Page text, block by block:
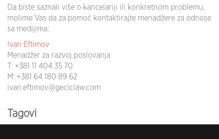
Da biste saznali više o kancelariji ili konkretnom problemu,
molimo Vas da za pomoć kontaktirajte menadžere za odnose
sa medijima:
Ivan Eftimov
Menadžer za razvoj poslovanja
T: +381 11 404 35 70
M: +381 64 180 89 62
ivan.eftimov@geciclaw.com
Tagovi